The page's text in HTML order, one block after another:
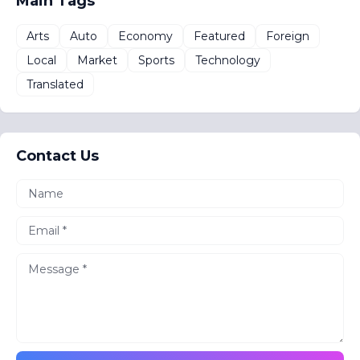
Arts Auto Economy Featured
Foreign
Local
Market Sports
Technology
Translated
Contact Us